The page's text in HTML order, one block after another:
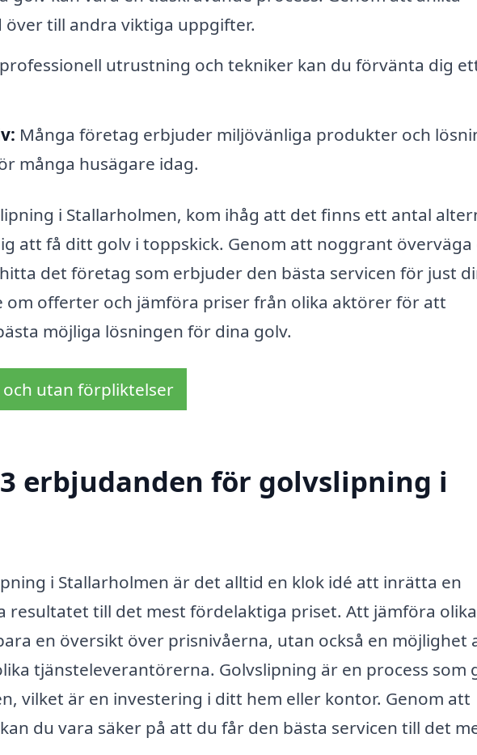
till andra viktiga uppgifter.
utrustning och tekniker kan du förvänta dig
Många företag erbjuder miljövänliga produkter och
många husägare idag.
i Stallarholmen, kom ihåg att det finns ett antal
att få ditt golv i toppskick. Genom att noggrant överväga
det företag som erbjuder den bästa servicen för just
om offerter och jämföra priser från olika aktörer för att
möjliga lösningen för dina golv.
utan förpliktelser
erbjudanden för golvslipning i
i Stallarholmen är det alltid en klok idé att inrätta en
resultatet till det mest fördelaktiga priset. Att jämföra olika
en översikt över prisnivåerna, utan också en möjlighet
tjänsteleverantörerna. Golvslipning är en process som
vilket är en investering i ditt hem eller kontor. Genom att
du vara säker på att du får den bästa servicen till det